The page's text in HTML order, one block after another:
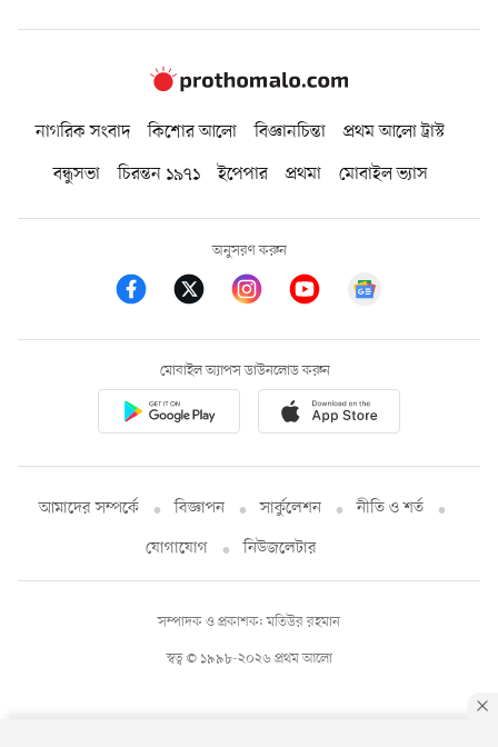
নাগরিক সংবাদ কিশোর আলো বিজ্ঞানচিন্তা
প্রথম আলো ট্রাস্ট
বন্ধুসভা
চিরন্তন ১৯৭১ ইপেপার প্রথমা মোবাইল ভ্যাস
অনুসরণ করুন
মোবাইল অ্যাপস ডাউনলোড করুন
আমাদের সম্পর্কে বিজ্ঞাপন সার্কুলেশন
নীতি ও শর্ত
যোগাযোগ
নিউজলেটার
স্বত্ব © ১৯৯৮-২০২৬ প্রথম আলো
সম্পাদক ও প্রকাশক: মতিউর রহমান